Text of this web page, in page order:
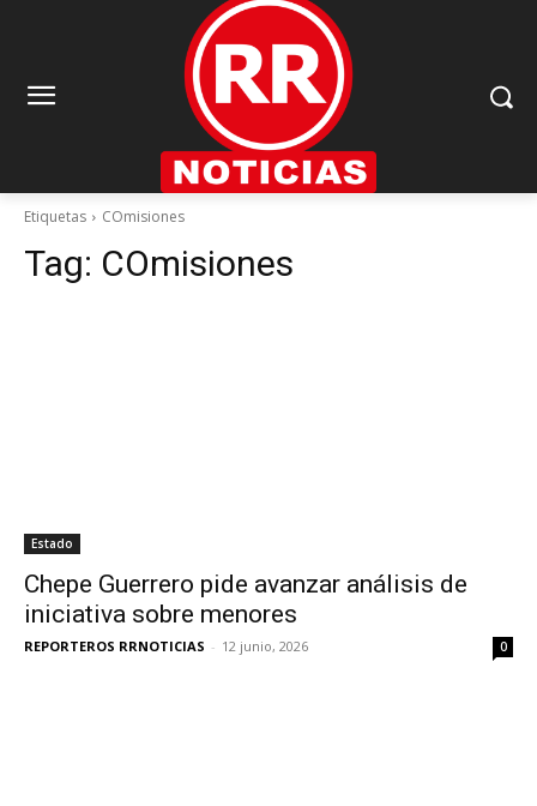
Etiquetas COmisiones
Tag: COmisiones
Estado
Chepe Guerrero pide avanzar análisis de
iniciativa sobre menores
REPORTEROS RRNOTICIAS - 12 junio, 2026 0